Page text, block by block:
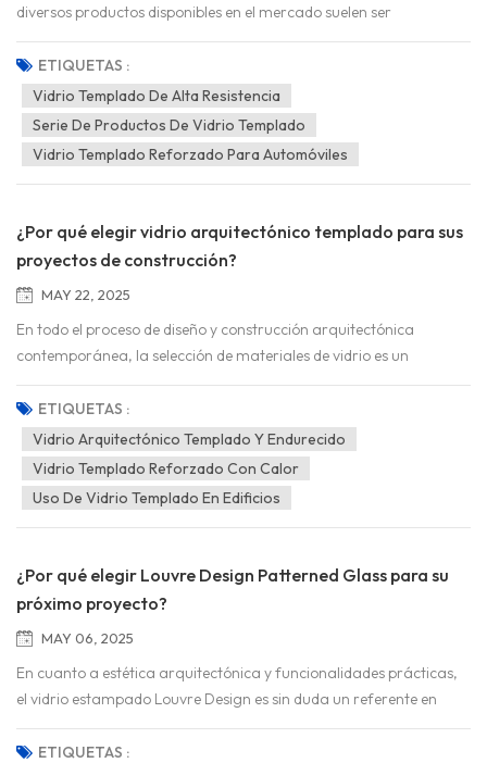
diversos productos disponibles en el mercado suelen ser
deslumbrantes y difíciles de elegir. Sin embargo, el vidrio templado
de alta resistencia destaca por sus propias ventajas y se ha
convertido en el foco de atención de muchos profesionales y
usuarios. ¿Cuáles son sus ventajas que lo hacen tan popular? A
continuación, analicemos las razones en profundidad. Vidrio
templado El vidrio templado de alta resistencia, como su nombre
ETIQUETAS :
Vidrio Templado De Alta Resistencia
Serie De Productos De Vidrio Templado
Vidrio Templado Reforzado Para Automóviles
¿Por qué elegir vidrio arquitectónico templado para sus
proyectos de construcción?
MAY 22, 2025
En todo el proceso de diseño y construcción arquitectónica
contemporánea, la selección de materiales de vidrio es un
elemento clave, directamente relacionado con el rendimiento
práctico, los estándares de seguridad y la estética visual del
edificio. Entre los diversos materiales de vidrio, el vidrio
arquitectónico templado destaca por su excelente rendimiento
integral y se convierte en la solución preferida para numerosos
proyectos de construcción. Entonces, ¿cuáles son las ventajas
ETIQUETAS :
Vidrio Arquitectónico Templado Y Endurecido
Vidrio Templado Reforzado Con Calor
Uso De Vidrio Templado En Edificios
¿Por qué elegir Louvre Design Patterned Glass para su
próximo proyecto?
MAY 06, 2025
En cuanto a estética arquitectónica y funcionalidades prácticas,
el vidrio estampado Louvre Design es sin duda un referente en
diseño innovador. Sin embargo, ¿cuáles son sus características?
¿Por qué se recomienda incluirlo en la planificación de proyectos
ETIQUETAS :